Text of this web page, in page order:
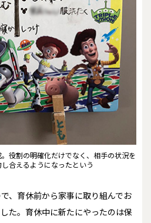
役割の明確化だけでなく、相手の状況を
合えるようになったという
、育休前から家事に取り組んでお
た。育休中に新たにやったのは保